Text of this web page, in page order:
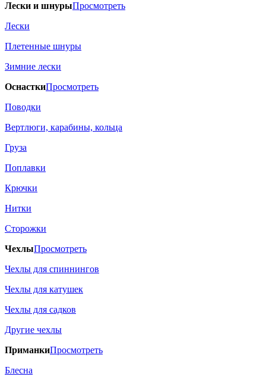
Лески и шнурыПросмотреть
Лески
Плетенные шнуры
Зимние лески
ОснасткиПросмотреть
Поводки
Вертлюги, карабины, кольца
Груза
Поплавки
Крючки
Нитки
Сторожки
ЧехлыПросмотреть
Чехлы для спиннингов
Чехлы для катушек
Чехлы для садков
Другие чехлы
ПриманкиПросмотреть
Блесна